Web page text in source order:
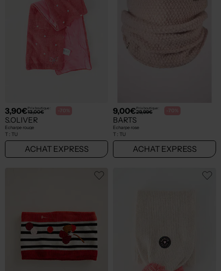
3,90€Prix boutique :
13,00€ -70%
S.OLIVER
Echarpe rouge
T : TU
ACHAT EXPRESS
9,00€Prix boutique :
29,99€ -70%
BARTS
Echarpe rose
T : TU
ACHAT EXPRESS